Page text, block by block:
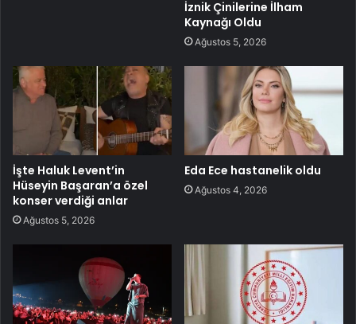
İznik Çinilerine İlham
Kaynağı Oldu
Ağustos 5, 2026
İşte Haluk Levent’in
Hüseyin Başaran’a özel
konser verdiği anlar
Ağustos 5, 2026
Eda Ece hastanelik oldu
Ağustos 4, 2026